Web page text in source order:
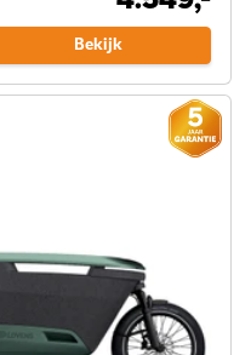
Bekijk